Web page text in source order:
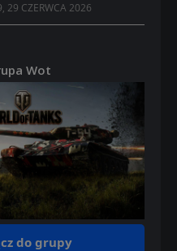
29 CZERWCA 2026
Wot
do grupy